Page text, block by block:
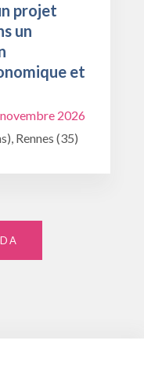
projet
un
et
2026
Rennes (35)